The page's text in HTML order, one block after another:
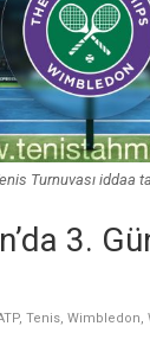
Turnuvası iddaa
3.
,Tenis,Wimbledon,